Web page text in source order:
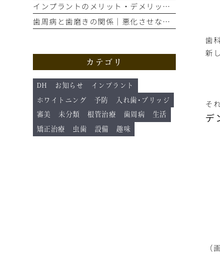
歯
新
そ
デ
（
インプラントのメリット・デメリット｜もう笑顔をためらわない選択とは
歯周病と歯磨きの関係｜悪化させないために今すぐ自分でできること
カテゴリ
DH お知らせ インプラント
ホワイトニング 予防 入れ歯･ブリッジ
審美 未分類 根管治療 歯周病 生活
矯正治療 虫歯 設備 趣味